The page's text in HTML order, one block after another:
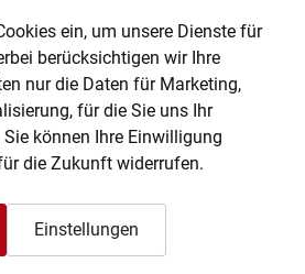
mit Ablagefach
& Aufmerksamkeitsassistent
auf den äußeren Rücksitzen
ein, um unsere Dienste für
berücksichtigen wir Ihre
nur die Daten für Marketing,
für die Sie uns Ihr
können Ihre Einwilligung
die Zukunft widerrufen.
Einstellungen